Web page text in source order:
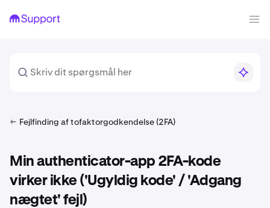
Fejlfinding af tofaktorgodkendelse (2FA)
Min authenticator-app 2FA-kode
virker ikke ('Ugyldig kode' / 'Adgang
nægtet' fejl)